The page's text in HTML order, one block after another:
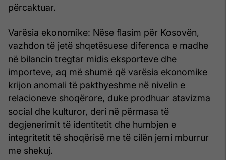
përcaktuar.
Varësia ekonomike: Nëse flasim për Kosovën,
vazhdon të jetë shqetësuese diferenca e madhe
në bilancin tregtar midis eksporteve dhe
importeve, aq më shumë që varësia ekonomike
krijon anomali të pakthyeshme në nivelin e
relacioneve shoqërore, duke prodhuar atavizma
social dhe kulturor, deri në përmasa të
degjenerimit të identitetit dhe humbjen e
integritetit të shoqërisë me të cilën jemi mburrur
me shekuj.